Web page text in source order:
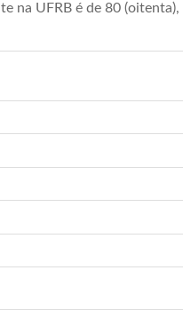
na UFRB é de 80